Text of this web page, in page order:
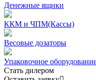
Денежные ящики
ККМ и ЧПМ(Кассы)
Весовые дозаторы
Упаковочное
Стать дилером